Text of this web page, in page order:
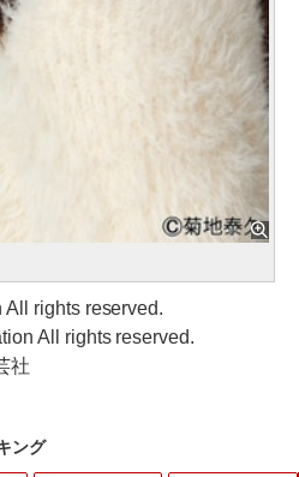
rights reserved.
All rights reserved.
社
ング